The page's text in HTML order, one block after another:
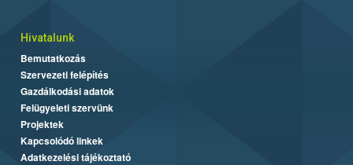
Hivatalunk
Bemutatkozás
Szervezeti felépítés
Gazdálkodási adatok
Felügyeleti szervünk
Projektek
Kapcsolódó linkek
Adatkezelési tájékoztató